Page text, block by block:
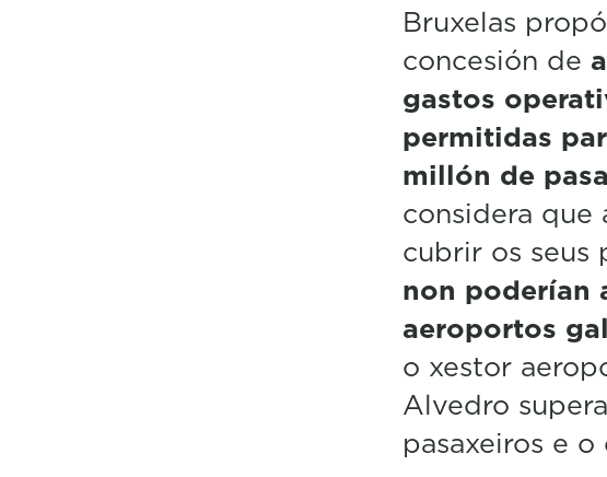
Bruxelas
concesión de
gastos
permitidas
millón de
considera
cubrir os seus
non poderían
aeroportos
o xestor
Alvedro
pasaxeiros e